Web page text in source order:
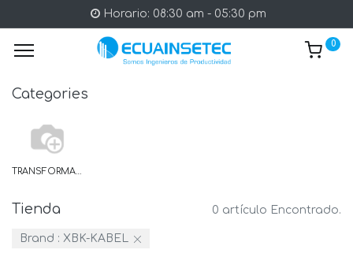
Horario: 08:30 am - 05:30 pm
0
Categories
TRANSFORMADOR DE CORRIENTE PRIMARIA
Tienda 0 artículo Encontrado.
Brand : XBK-KABEL